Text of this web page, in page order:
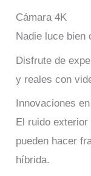
Cámara 4K
Nadie luce bien
Disfrute de
y reales con
Innovaciones
El ruido
pueden hacer
híbrida.